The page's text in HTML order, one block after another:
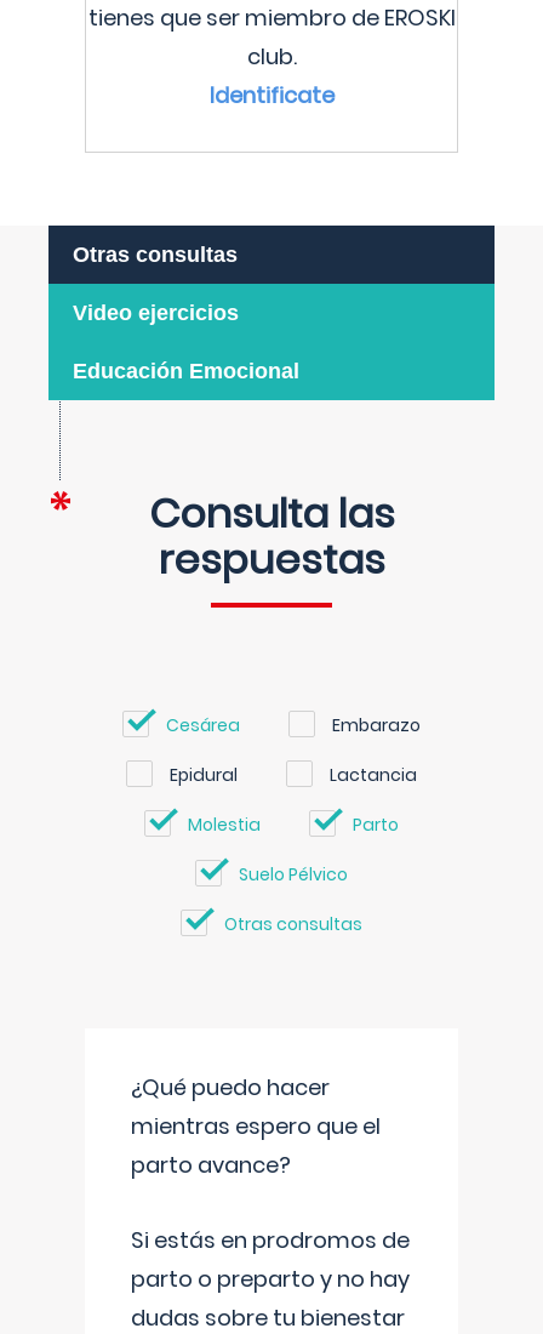
tienes que ser miembro de EROSKI
club.
Identificate
Otras consultas
Video ejercicios
Educación Emocional
Consulta las
respuestas
Cesárea Embarazo
Epidural Lactancia
Molestia Parto
Suelo Pélvico
Otras consultas
¿Qué puedo hacer
mientras espero que el
parto avance?
Si estás en prodromos de
parto o preparto y no hay
dudas sobre tu bienestar